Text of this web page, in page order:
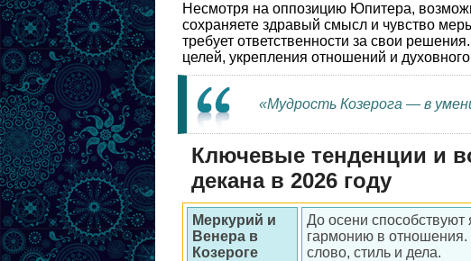
Несмотря на оппозицию Юпитера,
сохраняете здравый смысл и чувство
требует ответственности за свои
целей, укрепления отношений и
«Мудрость Козерога — в
Ключевые тенденции и
декана в 2026 году
Меркурий и
Венера в
Козероге
До осени
гармонию в отношения.
слово, стиль и дела.